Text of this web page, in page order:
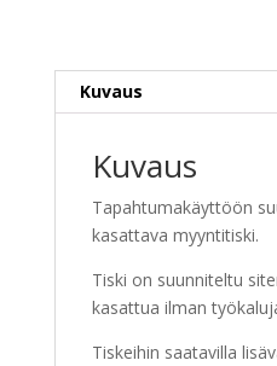
Kuvaus
Kuvaus
Tapahtumakäyttöön
kasattava myyntitiski.
Tiski on suunniteltu
kasattua ilman
Tiskeihin saatavilla